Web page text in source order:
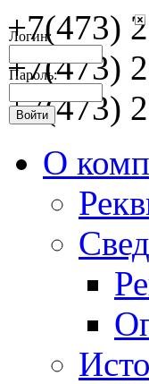
Логин:
Пароль:
+7(473)
+7(473)
+7(473)
О